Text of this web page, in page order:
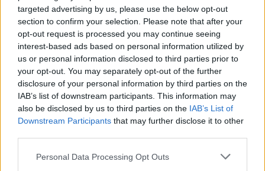
targeted advertising by us, please use the below opt-out
section to confirm your selection. Please note that after your
opt-out request is processed you may continue seeing
interest-based ads based on personal information utilized by
us or personal information disclosed to third parties prior to
your opt-out. You may separately opt-out of the further
disclosure of your personal information by third parties on the
IAB’s list of downstream participants. This information may
also be disclosed by us to third parties on the IAB’s List of
Downstream Participants that may further disclose it to other
Personal Data Processing Opt Outs